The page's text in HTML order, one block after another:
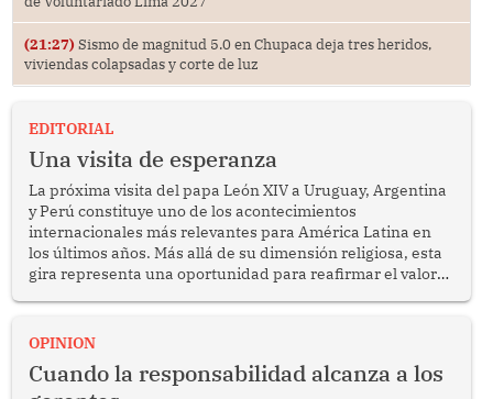
(21:27) Sismo de magnitud 5.0 en Chupaca deja tres heridos,
viviendas colapsadas y corte de luz
EDITORIAL
Una visita de esperanza
La próxima visita del papa León XIV a Uruguay, Argentina
y Perú constituye uno de los acontecimientos
internacionales más relevantes para América Latina en
los últimos años. Más allá de su dimensión religiosa, esta
gira representa una oportunidad para reafirmar el valor
enfrenta desafíos en materia de desarrollo, cohesión
OPINION
Cuando la responsabilidad alcanza a los